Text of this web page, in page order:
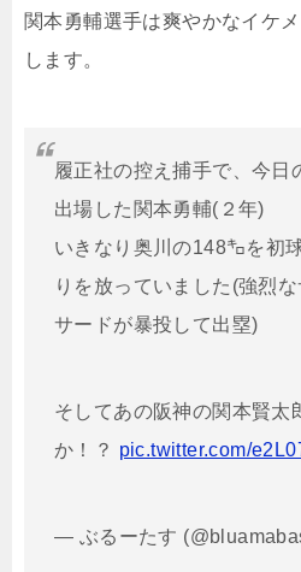
関本勇輔選手は爽やかなイケ
します。
履正社の控え捕手で、今日
出場した関本勇輔(２年)
いきなり奥川の148㌔を初
りを放っていました(強烈
サードが暴投して出塁)
そしてあの阪神の関本賢太
か！？ pic.twitter.com/
— ぶるーたす